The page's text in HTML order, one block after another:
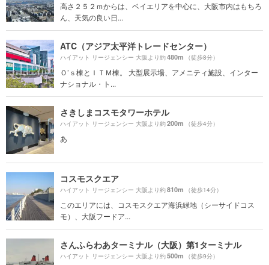
高さ２５２ｍからは、ベイエリアを中心に、大阪市内はもちろ
ん、天気の良い日...
ATC（アジア太平洋トレードセンター）
ハイアット リージェンシー 大阪より約480m （徒歩8分）
Ｏ’ｓ棟とＩＴＭ棟。 大型展示場、アメニティ施設、インター
ナショナル・ト...
さきしまコスモタワーホテル
ハイアット リージェンシー 大阪より約200m （徒歩4分）
あ
コスモスクエア
ハイアット リージェンシー 大阪より約810m （徒歩14分）
このエリアには、コスモスクエア海浜緑地（シーサイドコス
モ）、大阪フードア...
さんふらわあターミナル（大阪）第1ターミナル
ハイアット リージェンシー 大阪より約500m （徒歩9分）